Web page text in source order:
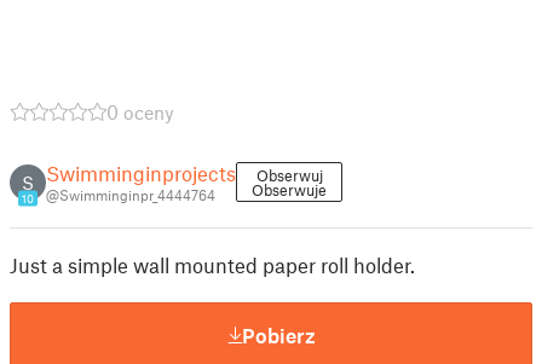
0 oceny
S
10
Swimminginprojects
@Swimminginpr_4444764
Obserwuj
Obserwuje
Just a simple wall mounted paper roll holder.
Pobierz